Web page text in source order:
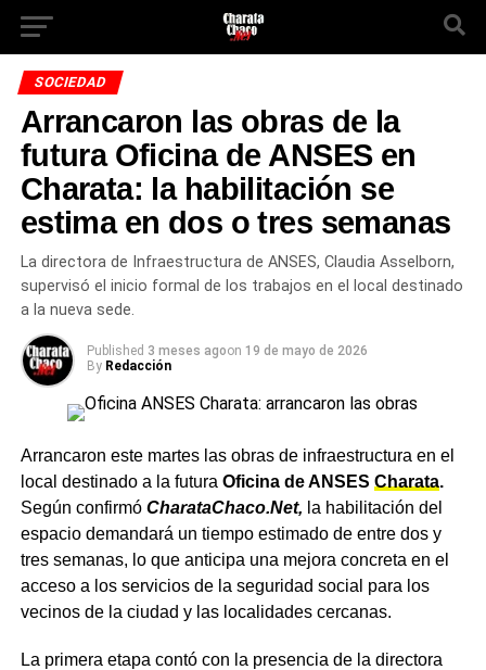
SOCIEDAD
Arrancaron las obras de la
futura Oficina de ANSES en
Charata: la habilitación se
estima en dos o tres semanas
La directora de Infraestructura de ANSES, Claudia Asselborn,
supervisó el inicio formal de los trabajos en el local destinado
a la nueva sede.
Published 3 meses agoon 19 de mayo de 2026
By Redacción
Arrancaron este martes las obras de infraestructura en el
local destinado a la futura Oficina de ANSES Charata.
Según confirmó CharataChaco.Net, la habilitación del
espacio demandará un tiempo estimado de entre dos y
tres semanas, lo que anticipa una mejora concreta en el
acceso a los servicios de la seguridad social para los
vecinos de la ciudad y las localidades cercanas.
La primera etapa contó con la presencia de la directora